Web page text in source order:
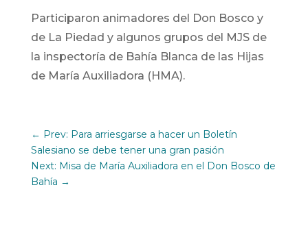
Participaron animadores del Don Bosco y
de La Piedad y algunos grupos del MJS de
la inspectoría de Bahía Blanca de las Hijas
de María Auxiliadora (HMA).
← Prev: Para arriesgarse a hacer un Boletín
Salesiano se debe tener una gran pasión
Next: Misa de María Auxiliadora en el Don Bosco de
Bahía →